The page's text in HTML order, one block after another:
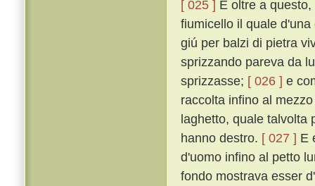
[ 025 ] E oltre a
fiumicello il quale
giú per balzi di pietra
sprizzando pareva da
sprizzasse; [ 026 ] e
raccolta infino al
laghetto, quale talvolta
hanno destro. [ 027 ] E
d'uomo infino al petto
fondo mostrava esser